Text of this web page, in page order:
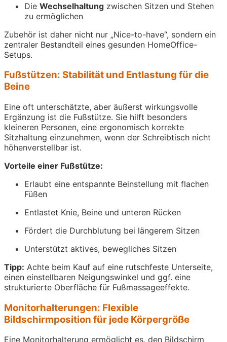
Die Wechselhaltung zwischen Sitzen und Stehen
zu ermöglichen
Zubehör ist daher nicht nur „Nice-to-have“, sondern ein
zentraler Bestandteil eines gesunden HomeOffice-
Setups.
Fußstützen: Stabilität und Entlastung für die
Beine
Eine oft unterschätzte, aber äußerst wirkungsvolle
Ergänzung ist die Fußstütze. Sie hilft besonders
kleineren Personen, eine ergonomisch korrekte
Sitzhaltung einzunehmen, wenn der Schreibtisch nicht
höhenverstellbar ist.
Vorteile einer Fußstütze:
Erlaubt eine entspannte Beinstellung mit flachen
Füßen
Entlastet Knie, Beine und unteren Rücken
Fördert die Durchblutung bei längerem Sitzen
Unterstützt aktives, bewegliches Sitzen
Tipp: Achte beim Kauf auf eine rutschfeste Unterseite,
einen einstellbaren Neigungswinkel und ggf. eine
strukturierte Oberfläche für Fußmassageeffekte.
Monitorhalterungen: Flexible
Bildschirmposition für jede Körpergröße
Eine Monitorhalterung ermöglicht es, den Bildschirm